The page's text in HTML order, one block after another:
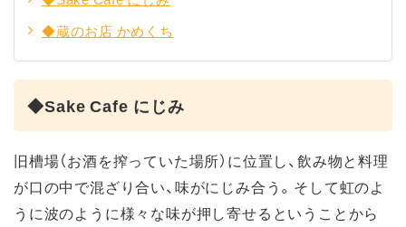
◆蔵のお店 かめくち
◆Sake Cafe にじみ
旧槽場（お酒を搾っていた場所）に位置し、飲み物と料理
が口の中で混ざり合い、味がにじみ合う。そして虹のよ
うに波のように様々な味が押し寄せるということから